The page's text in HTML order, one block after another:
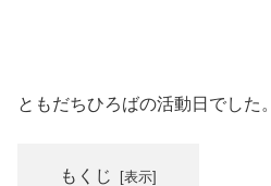
ともだちひろばの活動日でした。
もくじ